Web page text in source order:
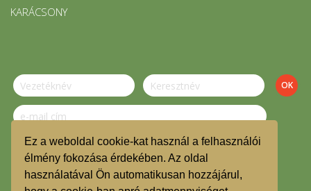
Ez a weboldal cookie-kat használ a felhasználói
élmény fokozása érdekében. Az oldal
használatával Ön automatikusan hozzájárul,
KARÁCSONY
Szeretnék feliratkozni a hírlevélre.
© Budafoki Kosár Közösség 2019.